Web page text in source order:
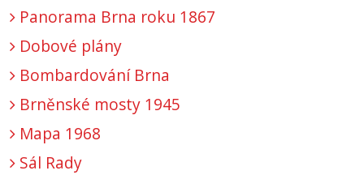
Panorama Brna roku 1867
Dobové plány
Bombardování Brna
Brněnské mosty 1945
Mapa 1968
Sál Rady